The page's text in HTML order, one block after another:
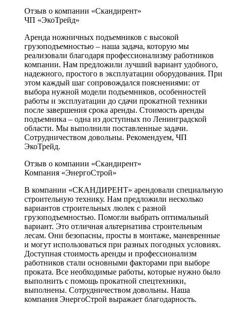
Отзыв о компании «Скандирент»
ЧП «ЭкоТрейд»
Аренда ножничных подъемников с высокой
грузоподъемностью – наша задача, которую мы
реализовали благодаря профессионализму работников
компании. Нам предложили лучший вариант удобного,
надежного, простого в эксплуатации оборудования. При
этом каждый шаг сопровождался пояснениями: от
выбора нужной модели подъемников, особенностей
работы и эксплуатации до сдачи прокатной техники
после завершения срока аренды. Стоимость аренды
подъемника – одна из доступных по Ленинградской
области. Мы выполнили поставленные задачи.
Сотрудничеством довольны. Рекомендуем, ЧП
ЭкоТрейд.
Отзыв о компании «Скандирент»
Компания «ЭнергоСтрой»
В компании «СКАНДИРЕНТ» арендовали специальную
строительную технику. Нам предложили несколько
вариантов строительных люлек с разной
грузоподъемностью. Помогли выбрать оптимальный
вариант. Это отличная альтернатива строительным
лесам. Они безопасны, просты в монтаже, маневренные
и могут использоваться при разных погодных условиях.
Доступная стоимость аренды и профессионализм
работников стали основными факторами при выборе
проката. Все необходимые работы, которые нужно было
выполнить с помощь прокатной спецтехники,
выполнены. Сотрудничеством довольны. Наша
компания ЭнергоСтрой выражает благодарность.